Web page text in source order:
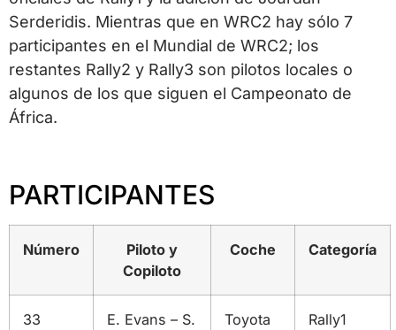
Serderidis. Mientras que en WRC2 hay sólo 7
participantes en el Mundial de WRC2; los
restantes Rally2 y Rally3 son pilotos locales o
algunos de los que siguen el Campeonato de
África.
PARTICIPANTES
Número
Piloto y
Copiloto
Coche Categoría
33
E. Evans – S.
Toyota
Rally1